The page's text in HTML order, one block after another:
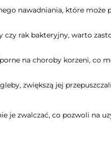
nawadniania, które może
rak bakteryjny, warto
na choroby korzeni, co
zwiększą jej
je zwalczać, co pozwoli na